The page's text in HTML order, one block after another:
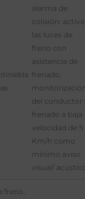
alarma de
colisión: activa
las luces de
freno con
asistencia de
frenado,
del conductor
frenado a baja
velocidad de 5
Km/h como
mínimo aviso
visual/
freno,